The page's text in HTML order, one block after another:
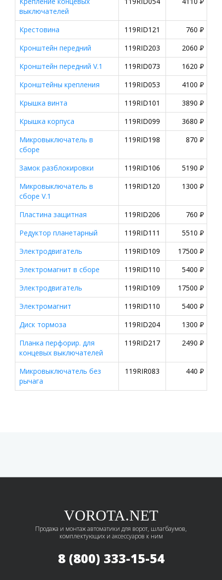
выключателей
Крестовина 119RID121 760P
Кронштейн передний
119RID203 2060P
Кронштейн передний V.1
119RID073 1620P
Кронштейны крепления
119RID053 4100P
Крышка винта
119RID101 3890P
Крышка корпуса
119RID099 3680P
Микровыключатель в
сборе
119RID198 870P
Замок разблокировки 119RID106 5190P
Микровыключатель в
сборе V.1
119RID120 1300P
Пластина защитная 119RID206 760P
Редуктор планетарный
119RID111 5510P
Электродвигатель
119RID109 17500P
Электромагнит в сборе
119RID110 5400P
Электродвигатель
119RID109 17500P
Электромагнит
119RID110 5400P
Диск тормоза
119RID204 1300P
Планка перфорир. для
концевых выключателей
119RID217 2490P
Микровыключатель без
рычага
119RIR083 440P
VOROTA.NET
Продажа и монтаж автоматики для ворот, шлагбаумов,
комплектующих и аксессуаров к ним
8 (800) 333-15-54